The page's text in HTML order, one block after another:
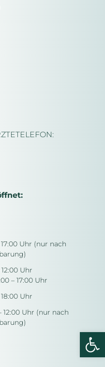
17:00 Uhr (nur nach
12:00 Uhr
– 17:00 Uhr
18:00 Uhr
12:00 Uhr (nur nach